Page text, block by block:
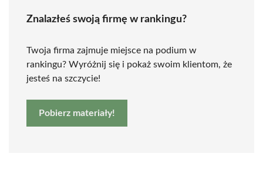
Znalazłeś swoją firmę w rankingu?
Twoja firma zajmuje miejsce na podium w
rankingu? Wyróżnij się i pokaż swoim klientom, że
jesteś na szczycie!
Pobierz materiały!